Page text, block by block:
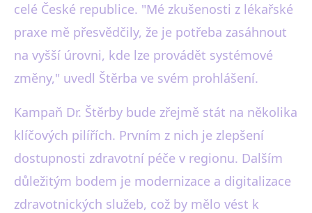
celé České republice. "Mé zkušenosti z lékařské
praxe mě přesvědčily, že je potřeba zasáhnout
na vyšší úrovni, kde lze provádět systémové
změny," uvedl Štěrba ve svém prohlášení.
Kampaň Dr. Štěrby bude zřejmě stát na několika
klíčových pilířích. Prvním z nich je zlepšení
dostupnosti zdravotní péče v regionu. Dalším
důležitým bodem je modernizace a digitalizace
zdravotnických služeb, což by mělo vést k